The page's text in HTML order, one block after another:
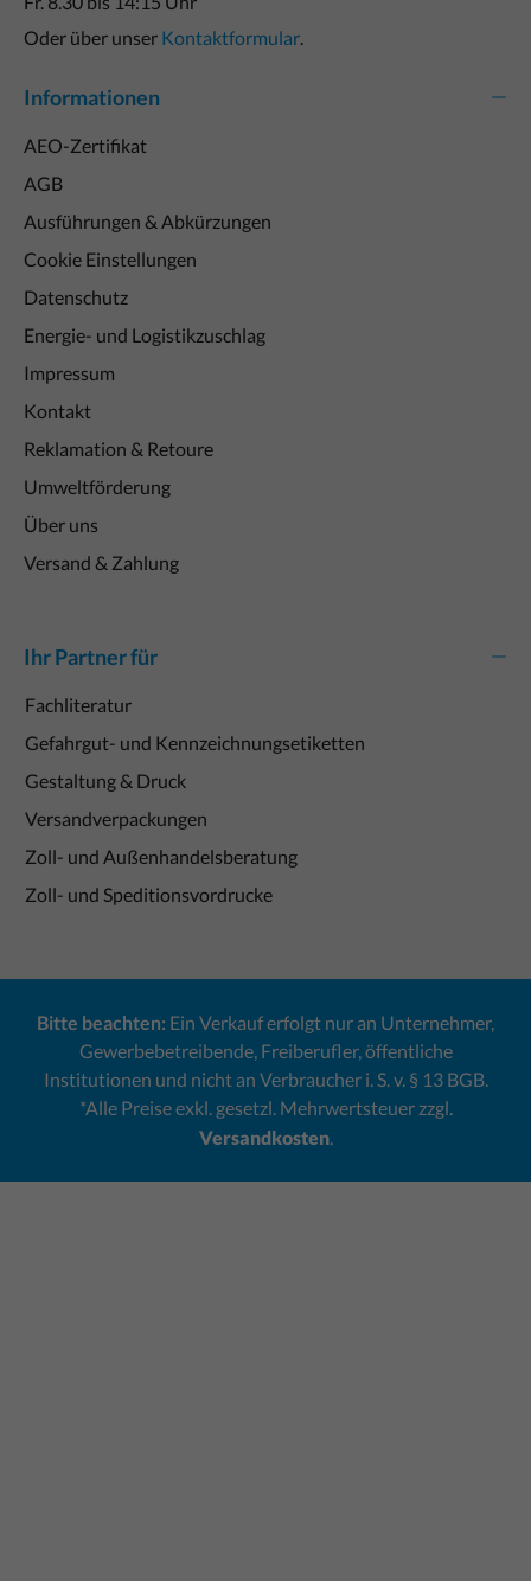
Oder über unser Kontaktformular
Informationen
AEO-Zertifikat
AGB
Ausführungen & Abkürzungen
Cookie Einstellungen
Datenschutz
Energie- und Logistikzuschlag
Impressum
Kontakt
Reklamation & Retoure
Umweltförderung
Über uns
Versand & Zahlung
Ihr Partner für
Fachliteratur
Gefahrgut- und Kennzeichnungsetiketten
Gestaltung & Druck
Versandverpackungen
Zoll- und Außenhandelsberatung
Zoll- und Speditionsvordrucke
Bitte beachten: Ein Verkauf erfolgt nur an Unternehmer,
Gewerbebetreibende, Freiberufler, öffentliche
Institutionen und nicht an Verbraucher i. S. v. § 13 BGB.
*Alle Preise exkl. gesetzl. Mehrwertsteuer zzgl.
Versandkosten.